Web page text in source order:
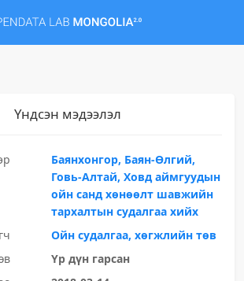
Үндсэн мэдээлэл
Баянхонгор, Баян-Өлгий,
Говь-Алтай, Ховд аймгуудын
ойн санд хөнөөлт шавжийн
тархалтын судалгаа хийх
Ойн судалгаа, хөгжлийн төв
Үр дүн гарсан